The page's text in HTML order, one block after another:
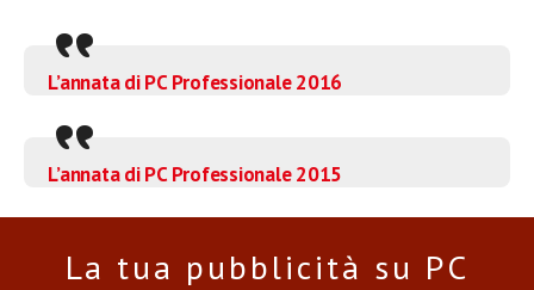
L’annata di PC Professionale 2016
L’annata di PC Professionale 2015
La tua pubblicità su PC